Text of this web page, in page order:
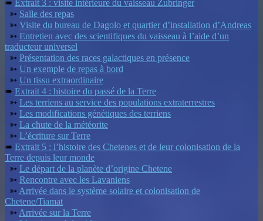
➠ Extrait 3 : visite intérieure du vaisseau Zubringer
➳ Salle des repas
➳ Visite du bureau de Dagolo et quartier d’installation d’Andreas
➳ Entretien avec des scientifiques du vaisseau à l’aide d’un
traducteur universel
➳ Présentation des races galactiques en présence
➳ Un exemple de repas à bord
➳ Un tissu extraordinaire
➠ Extrait 4 : histoire du passé de la Terre
➳ Les terriens au service des populations extraterrestres
➳ Les modifications génétiques des terriens
➳ La chute de la météorite
➳ L’écriture sur Terre
➠ Extrait 5 : l’histoire des Chetenes et de leur colonisation de la
Terre depuis leur monde
➳ Le départ de la planète d’origine Chetene
➳ Rencontre avec les Lavaniens
➳ Arrivée dans le système solaire et colonisation de
Chetene/Tiamat
➳ Arrivée sur la Terre